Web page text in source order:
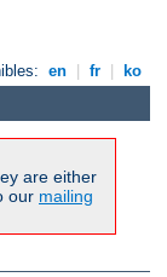
en fr ko
are either
our mailing